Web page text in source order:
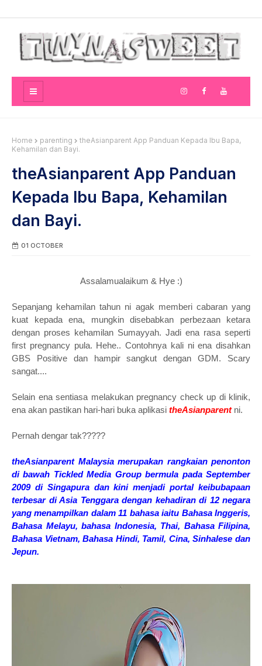
Home parenting
theAsianparent App Panduan Kepada Ibu Bapa,
Kehamilan dan Bayi.
theAsianparent App Panduan
Kepada Ibu Bapa, Kehamilan
dan Bayi.
01 OCTOBER
Assalamualaikum & Hye :)
Sepanjang kehamilan tahun ni agak memberi cabaran yang
kuat kepada ena, mungkin disebabkan perbezaan ketara
dengan proses kehamilan Sumayyah. Jadi ena rasa seperti
first pregnancy pula. Hehe.. Contohnya kali ni ena disahkan
GBS Positive dan hampir sangkut dengan GDM. Scary
sangat....
Selain ena sentiasa melakukan pregnancy check up di klinik,
ena akan pastikan hari-hari buka aplikasi theAsianparentni.
Pernah dengar tak?????
theAsianparent Malaysia merupakan rangkaian penonton
di bawah Tickled Media Group bermula pada September
2009 di Singapura dan kini menjadi portal keibubapaan
terbesar di Asia Tenggara dengan kehadiran di 12 negara
yang menampilkan dalam 11 bahasa iaitu Bahasa Inggeris,
Bahasa Melayu, bahasa Indonesia, Thai, Bahasa Filipina,
Bahasa Vietnam, Bahasa Hindi, Tamil, Cina, Sinhalese dan
Jepun.